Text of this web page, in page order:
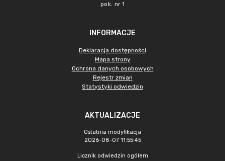
pok. nr 1
INFORMACJE
Deklaracja dostępności
Mapa strony
Ochrona danych osobowych
Rejestr zmian
Statystyki odwiedzin
AKTUALIZACJE
Ostatnia modyfikacja
2026-08-07 11:55:45
Licznik odwiedzin ogółem